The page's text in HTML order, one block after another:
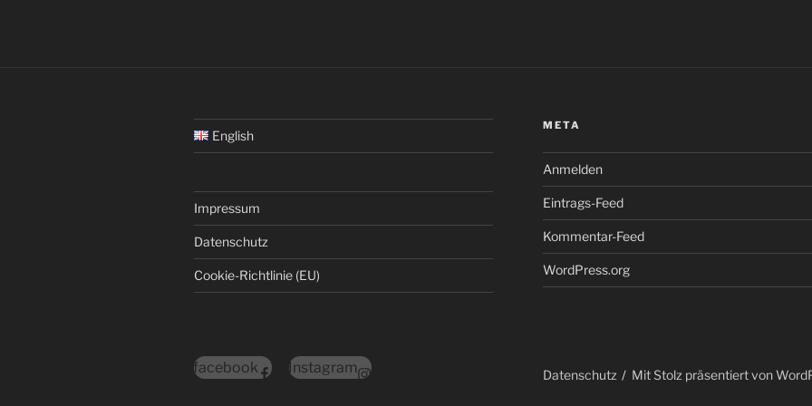
English
Impressum
Datenschutz
Cookie-Richtlinie (EU)
META
Anmelden
Eintrags-Feed
Kommentar-Feed
WordPress.org
facebook Instagram Datenschutz Mit Stolz präsentiert von